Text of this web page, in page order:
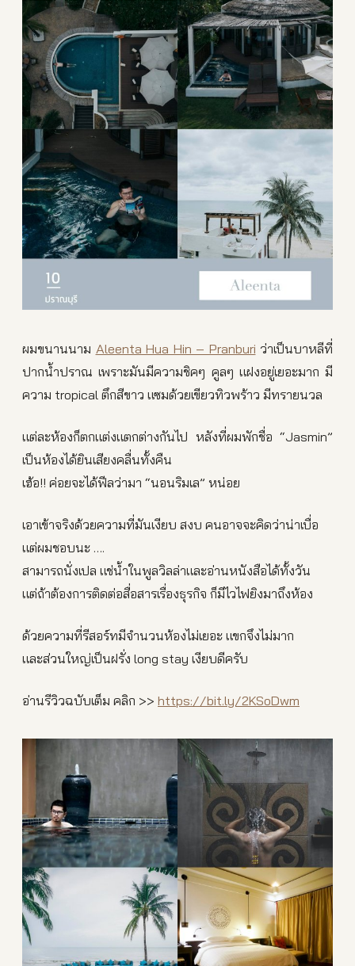
ผมขนานนาม Aleenta Hua Hin – Pranburi ว่าเป็นบาหลีที่
ปากน้ำปราณ เพราะมันมีความชิคๆ คูลๆ แฝงอยู่เยอะมาก มี
ความ tropical ตึกสีขาว แซมด้วยเขียวทิวพร้าว มีทรายนวล
แต่ละห้องก็ตกแต่งแตกต่างกันไป หลังที่ผมพักชื่อ “Jasmin”
เป็นห้องได้ยินเสียงคลื่นทั้งคืน
เฮ้อ!! ค่อยจะได้ฟีลว่ามา “นอนริมเล” หน่อย
เอาเข้าจริงด้วยความที่มันเงียบ สงบ คนอาจจะคิดว่าน่าเบื่อ
แต่ผมชอบนะ ….
สามารถนั่งเปล แช่น้ำในพูลวิลล่าและอ่านหนังสือได้ทั้งวัน
แต่ถ้าต้องการติดต่อสื่อสารเรื่องธุรกิจ ก็มีไวไฟยิงมาถึงห้อง
ด้วยความที่รีสอร์ทมีจำนวนห้องไม่เยอะ แขกจึงไม่มาก
และส่วนใหญ่เป็นฝรั่ง long stay เงียบดีครับ
อ่านรีวิวฉบับเต็ม คลิก >> https://bit.ly/2KSoDwm